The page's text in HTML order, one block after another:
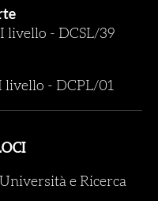
livello - DCSL/39
livello - DCPL/01
e Ricerca